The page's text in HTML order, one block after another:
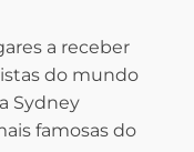
a receber
do mundo
Sydney
famosas do